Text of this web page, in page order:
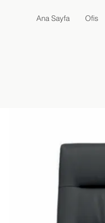
Ana Sayfa Ofis